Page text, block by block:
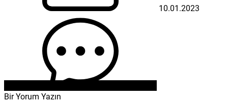
10.01.2023
Bir Yorum Yazın